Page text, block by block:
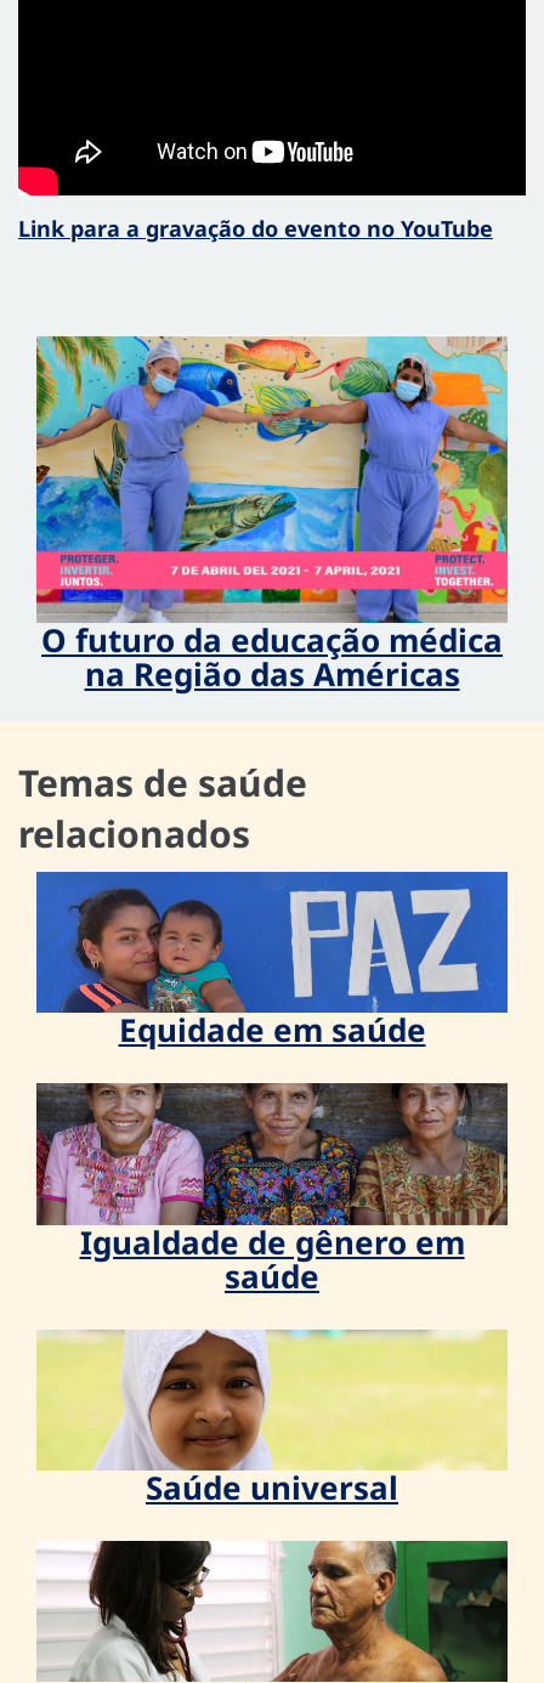
Link para a gravação do evento no YouTube
O futuro da educação médica
na Região das Américas
Temas de saúde
relacionados
Equidade em saúde
Igualdade de gênero em
saúde
Saúde universal